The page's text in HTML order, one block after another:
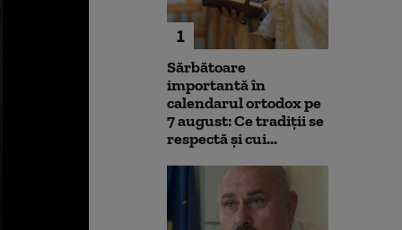
1
Sărbătoare
importantă în
calendarul ortodox pe
7 august: Ce tradiții se
respectă și cui...